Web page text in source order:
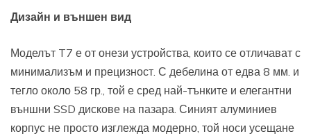
Дизайн и външен вид
Моделът T7 е от онези устройства, които се отличават с
минимализъм и прецизност. С дебелина от едва 8 мм. и
тегло около 58 гр., той е сред най-тънките и елегантни
външни SSD дискове на пазара. Синият алуминиев
корпус не просто изглежда модерно, той носи усещане